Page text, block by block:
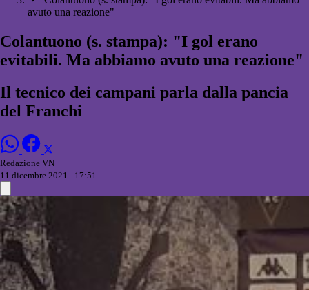
avuto una reazione"
Colantuono (s. stampa): "I gol erano
evitabili. Ma abbiamo avuto una reazione"
Il tecnico dei campani parla dalla pancia
del Franchi
Redazione VN
11 dicembre 2021 - 17:51